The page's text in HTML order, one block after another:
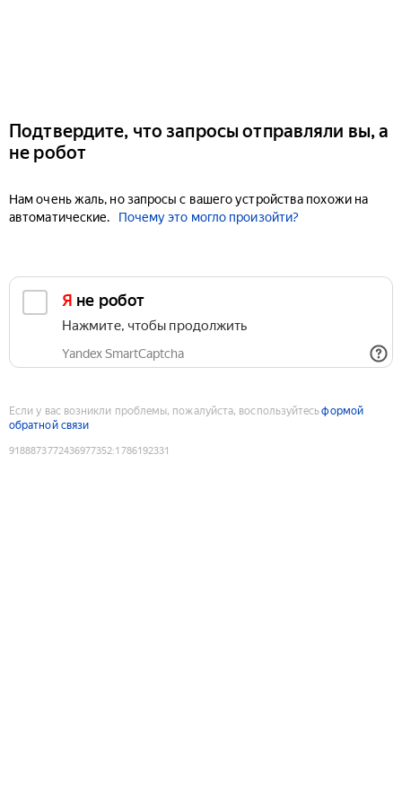
Подтвердите, что запросы отправляли вы, а
не робот
Нам очень жаль, но запросы с вашего устройства похожи на
автоматические.
Почему это могло произойти?
Я не робот
Нажмите, чтобы продолжить
Yandex SmartCaptcha
Если у вас возникли проблемы, пожалуйста, воспользуйтесьформой
обратной связи
9188873772436977352:1786192331